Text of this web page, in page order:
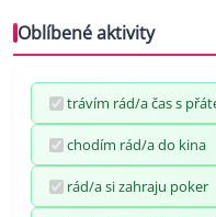
Oblíbené aktivity
trávím rád/a čas s
chodím rád/a do kina
rád/a si zahraju poker